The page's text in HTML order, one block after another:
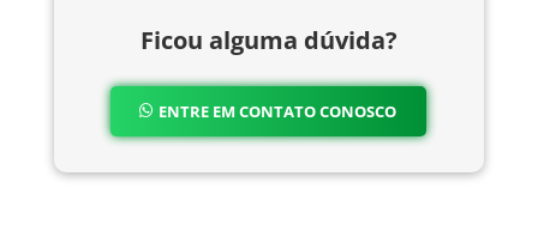
Ficou alguma dúvida?
ENTRE EM CONTATO CONOSCO